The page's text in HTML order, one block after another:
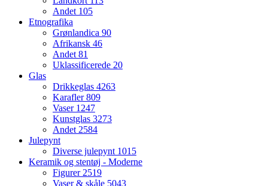
Andet 105
Etnografika
Grønlandica 90
Afrikansk 46
Andet81
Uklassificerede 20
Glas
Drikkeglas 4263
Karafler809
Vaser 1247
Kunstglas 3273
Andet2584
Julepynt
Diverse julepynt 1015
Keramik og stentøj - Moderne
Figurer2519
Vaser & skåle 5043